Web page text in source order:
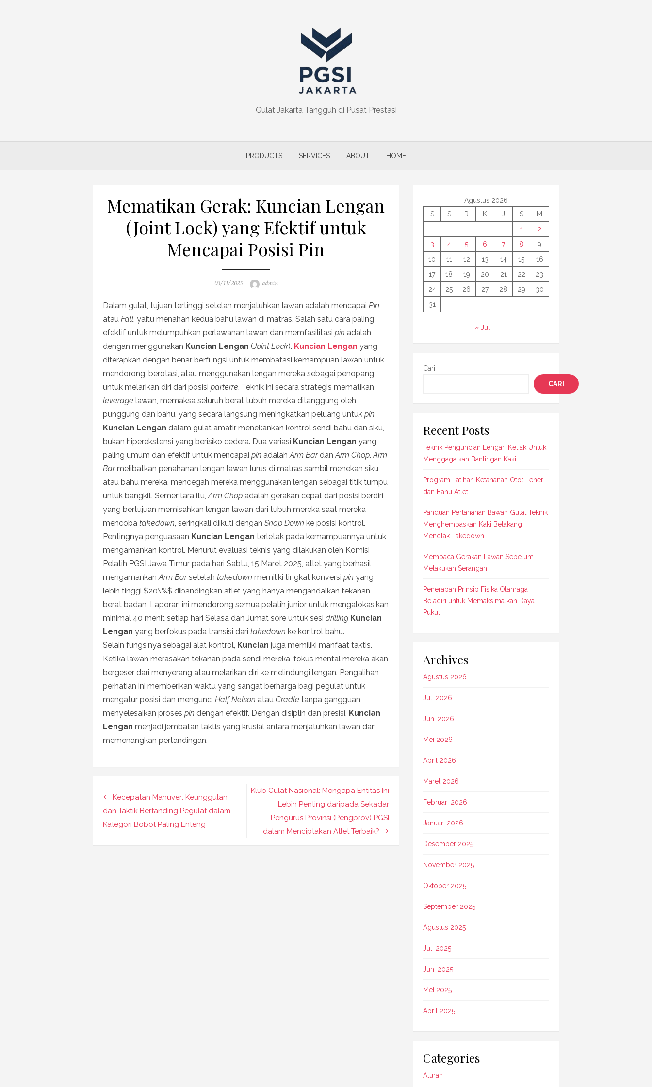
Gulat Jakarta Tangguh di Pusat Prestasi
PRODUCTS SERVICES ABOUT HOME
Mematikan Gerak: Kuncian Lengan
(Joint Lock) yang Efektif untuk
Mencapai Posisi Pin
Posted
03/11/2025 Author
admin
Dalam gulat, tujuan tertinggi setelah menjatuhkan lawan adalah mencapai Pin
atau Fall, yaitu menahan kedua bahu lawan di matras. Salah satu cara paling
efektif untuk melumpuhkan perlawanan lawan dan memfasilitasi pin adalah
dengan menggunakan Kuncian Lengan (Joint Lock). Kuncian Lengan yang
diterapkan dengan benar berfungsi untuk membatasi kemampuan lawan untuk
mendorong, berotasi, atau menggunakan lengan mereka sebagai penopang
untuk melarikan diri dari posisi parterre. Teknik ini secara strategis mematikan
leverage lawan, memaksa seluruh berat tubuh mereka ditanggung oleh
punggung dan bahu, yang secara langsung meningkatkan peluang untuk pin.
Kuncian Lengan dalam gulat amatir menekankan kontrol sendi bahu dan siku,
bukan hiperekstensi yang berisiko cedera. Dua variasi Kuncian Lengan yang
paling umum dan efektif untuk mencapai pin adalahArm BardanArm Chop.Arm
Barmelibatkan penahanan lengan lawan lurus di matras sambil menekan siku
atau bahu mereka, mencegah mereka menggunakan lengan sebagai titik tumpu
untuk bangkit. Sementara itu,Arm Chop adalah gerakan cepat dari posisi berdiri
yang bertujuan memisahkan lengan lawan dari tubuh mereka saat mereka
mencoba takedown, seringkali diikuti dengan Snap Down ke posisi kontrol.
Pentingnya penguasaan Kuncian Lengan terletak pada kemampuannya untuk
mengamankan kontrol. Menurut evaluasi teknis yang dilakukan oleh Komisi
Pelatih PGSI Jawa Timur pada hari Sabtu, 15 Maret 2025, atlet yang berhasil
mengamankanArm Barsetelah takedown memiliki tingkat konversi pin yang
lebih tinggi $20\%$ dibandingkan atlet yang hanya mengandalkan tekanan
berat badan. Laporan ini mendorong semua pelatih junior untuk mengalokasikan
minimal 40 menit setiap hari Selasa dan Jumat sore untuk sesi drilling Kuncian
Lengan yang berfokus pada transisi dari takedown ke kontrol bahu.
Selain fungsinya sebagai alat kontrol, Kuncian juga memiliki manfaat taktis.
Ketika lawan merasakan tekanan pada sendi mereka, fokus mental mereka akan
bergeser dari menyerang atau melarikan diri ke melindungi lengan. Pengalihan
perhatian ini memberikan waktu yang sangat berharga bagi pegulat untuk
mengatur posisi dan mengunci Half Nelson atau Cradle tanpa gangguan,
menyelesaikan proses pin dengan efektif. Dengan disiplin dan presisi, Kuncian
Lengan menjadi jembatan taktis yang krusial antara menjatuhkan lawan dan
memenangkan pertandingan.
Navigasi
pos
Klub Gulat Nasional: Mengapa Entitas Ini
Lebih Penting daripada Sekadar
Pengurus Provinsi (Pengprov) PGSI
dalam Menciptakan Atlet Terbaik?
Kecepatan Manuver: Keunggulan
dan Taktik Bertanding Pegulat dalam
Kategori Bobot Paling Enteng
Agustus 2026
S
S R K J S
M
1
2
3
4 5 6 7 8
9
10
11 12 13 14 15
16
17
18 19 20 21 22
23
24
25 26 27 28 29
30
31
« Jul
Cari
CARI
Recent Posts
Teknik Penguncian Lengan Ketiak Untuk
Menggagalkan Bantingan Kaki
Program Latihan Ketahanan Otot Leher
dan Bahu Atlet
Panduan Pertahanan Bawah Gulat Teknik
Menghempaskan Kaki Belakang
Menolak Takedown
Membaca Gerakan Lawan Sebelum
Melakukan Serangan
Penerapan Prinsip Fisika Olahraga
Beladiri untuk Memaksimalkan Daya
Pukul
Archives
Agustus 2026
Juli 2026
Juni 2026
Mei 2026
April 2026
Maret 2026
Februari 2026
Januari 2026
Desember 2025
November 2025
Oktober 2025
September 2025
Agustus 2025
Juli 2025
Juni 2025
Mei 2025
April 2025
Categories
Aturan